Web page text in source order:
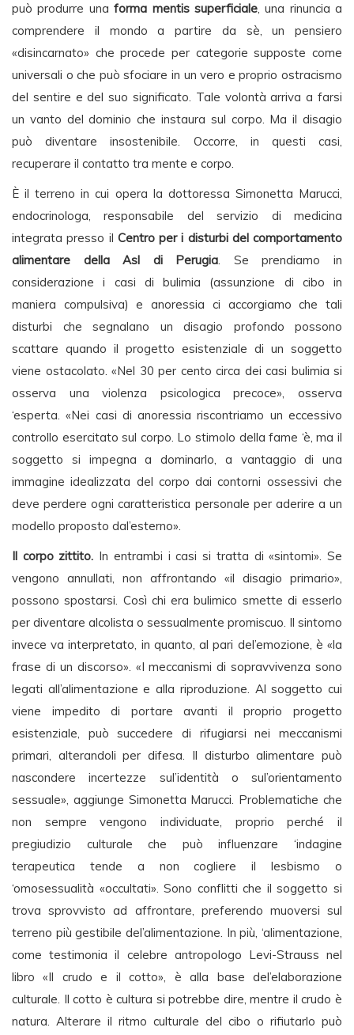
può produrre unaforma mentis superficiale, una rinuncia a
comprendere il mondo a partire da sè, un pensiero
«disincarnato» che procede per categorie supposte come
universali o che può sfociare in un vero e proprio ostracismo
del sentire e del suo significato. Tale volontà arriva a farsi
un vanto del dominio che instaura sul corpo. Ma il disagio
può diventare insostenibile. Occorre, in questi casi,
recuperare il contatto tra mente e corpo.
È il terreno in cui opera la dottoressa Simonetta Marucci,
endocrinologa, responsabile del servizio di medicina
integrata presso il Centro per i disturbi del comportamento
alimentare della Asl di Perugia. Se prendiamo in
considerazione i casi di bulimia (assunzione di cibo in
maniera compulsiva) e anoressia ci accorgiamo che tali
disturbi che segnalano un disagio profondo possono
scattare quando il progetto esistenziale di un soggetto
viene ostacolato. «Nel 30 per cento circa dei casi bulimia si
osserva una violenza psicologica precoce», osserva
‘esperta. «Nei casi di anoressia riscontriamo un eccessivo
controllo esercitato sul corpo. Lo stimolo della fame ‘è, ma il
soggetto si impegna a dominarlo, a vantaggio di una
immagine idealizzata del corpo dai contorni ossessivi che
deve perdere ogni caratteristica personale per aderire a un
modello proposto dal’esterno».
Il corpo zittito. In entrambi i casi si tratta di «sintomi». Se
vengono annullati, non affrontando «il disagio primario»,
possono spostarsi. Così chi era bulimico smette di esserlo
per diventare alcolista o sessualmente promiscuo. Il sintomo
invece va interpretato, in quanto, al pari del’emozione, è «la
frase di un discorso». «I meccanismi di sopravvivenza sono
legati all’alimentazione e alla riproduzione. Al soggetto cui
viene impedito di portare avanti il proprio progetto
esistenziale, può succedere di rifugiarsi nei meccanismi
primari, alterandoli per difesa. Il disturbo alimentare può
nascondere incertezze sul’identità o sul’orientamento
sessuale», aggiunge Simonetta Marucci. Problematiche che
non sempre vengono individuate, proprio perché il
pregiudizio culturale che può influenzare ‘indagine
terapeutica tende a non cogliere il lesbismo o
‘omosessualità «occultati». Sono conflitti che il soggetto si
trova sprovvisto ad affrontare, preferendo muoversi sul
terreno più gestibile del’alimentazione. In più, ‘alimentazione,
come testimonia il celebre antropologo Levi-Strauss nel
libro «Il crudo e il cotto», è alla base del’elaborazione
culturale. Il cotto è cultura si potrebbe dire, mentre il crudo è
natura. Alterare il ritmo culturale del cibo o rifiutarlo può